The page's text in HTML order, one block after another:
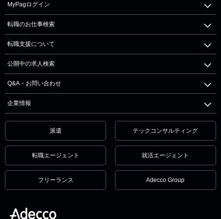
MyPagログイン
転職のお仕事検索
転職支援について
公開中の求人検索
Q&A・お問い合わせ
企業情報
派遣 テックコンサルティング
転職エージェント 就活エージェント
フリーランス Adecco Group